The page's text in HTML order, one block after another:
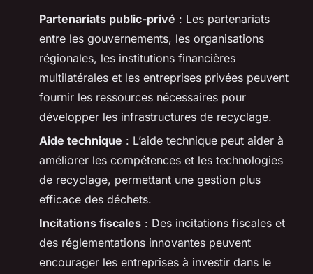
Partenariats public-privé : Les partenariats
entre les gouvernements, les organisations
régionales, les institutions financières
multilatérales et les entreprises privées peuvent
fournir les ressources nécessaires pour
développer les infrastructures de recyclage.
Aide technique : L’aide technique peut aider à
améliorer les compétences et les technologies
de recyclage, permettant une gestion plus
efficace des déchets.
Incitations fiscales : Des incitations fiscales et
des réglementations innovantes peuvent
encourager les entreprises à investir dans le